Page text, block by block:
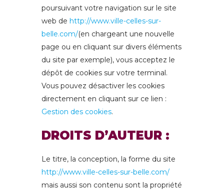
poursuivant votre navigation sur le site
web de http://www.ville-celles-sur-
belle.com/(en chargeant une nouvelle
page ou en cliquant sur divers éléments
du site par exemple), vous acceptez le
dépôt de cookies sur votre terminal.
Vous pouvez désactiver les cookies
directement en cliquant sur ce lien :
Gestion des cookies.
DROITS D’AUTEUR :
Le titre, la conception, la forme du site
http://www.ville-celles-sur-belle.com/
mais aussi son contenu sont la propriété